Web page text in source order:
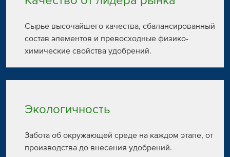
Сырье высочайшего качества, сбалансированный
состав элементов и превосходные физико-
химические свойства удобрений.
Экологичность
Забота об окружающей среде на каждом этапе, от
производства до внесения удобрений.